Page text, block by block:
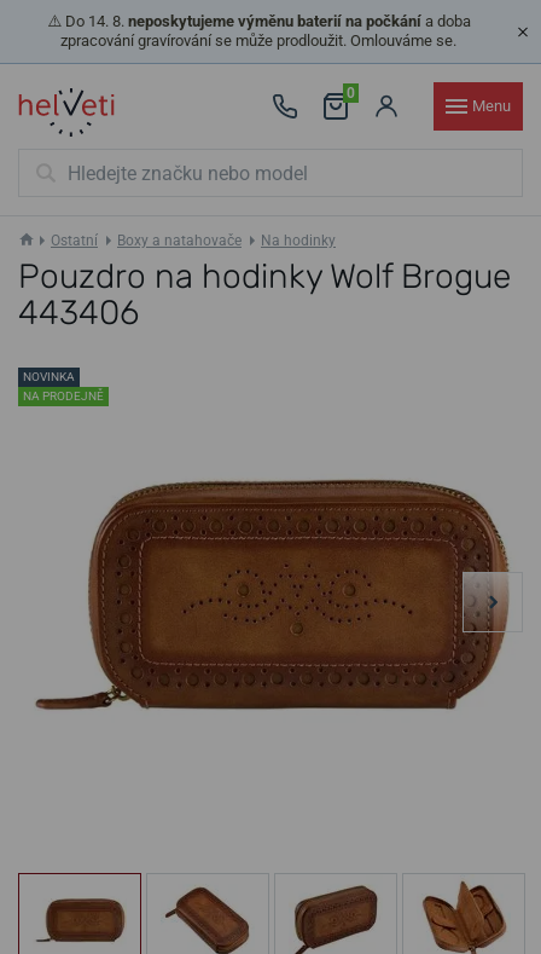
⚠️ Do 14. 8. neposkytujeme výměnu baterií na počkánía doba
zpracování gravírování se může prodloužit. Omlouváme se.
0
Menu
Ostatní Boxy a natahovače Na hodinky
Pouzdro na hodinky Wolf Brogue
443406
NOVINKA
NA PRODEJNĚ